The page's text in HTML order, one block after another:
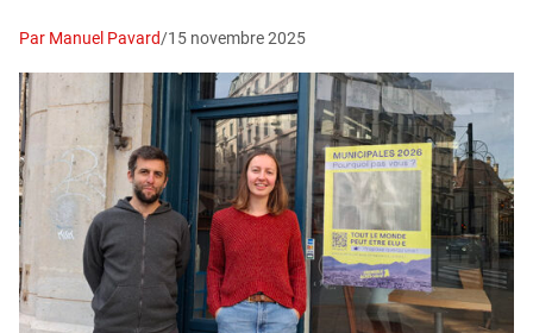
Par Manuel Pavard/15 novembre 2025